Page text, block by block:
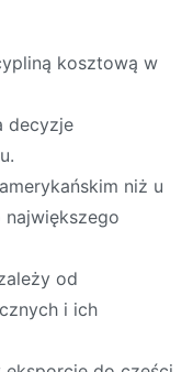
kosztową w
decyzje
niż u
od
i ich